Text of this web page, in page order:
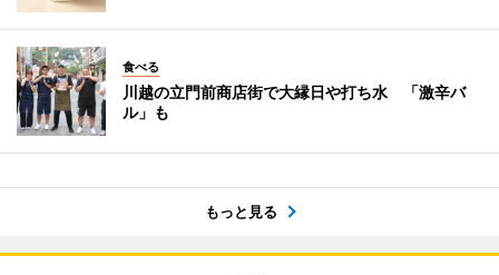
食べる
川越の立門前商店街で大縁日や打ち水 「激辛バ
ル」も
もっと見る